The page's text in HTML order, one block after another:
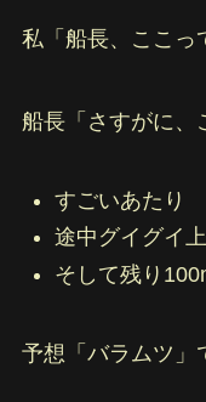
私「船長、ここっ
船長「さすがに、
すごいあたり
途中グイグイ
そして残り
予想「バラムツ」